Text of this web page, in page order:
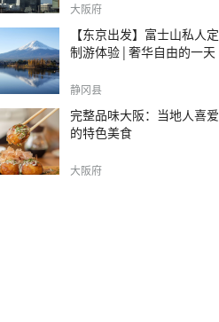
大阪府
【东京出发】富士山私人定
制游体验 | 奢华自由的一天
静冈县
完整品味大阪：当地人喜爱
的特色美食
大阪府